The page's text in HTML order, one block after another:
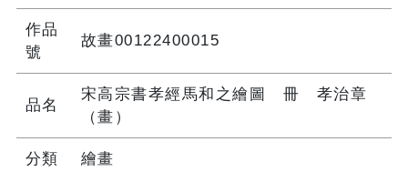
作品
號
故畫00122400015
品名
宋高宗書孝經馬和之繪圖 冊 孝治章
（畫）
分類 繪畫